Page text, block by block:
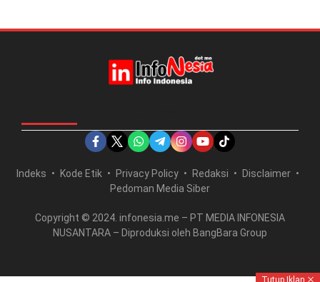
Indeks Kode Etik Privacy Policy Redaksi
Disclaimer
Pedoman Media Siber
Copyright © 2024. infonesia.me – PT MEDIA INFONESIA
NUSANTARA – Diproduksi oleh BangBara Group
Tutup Iklan